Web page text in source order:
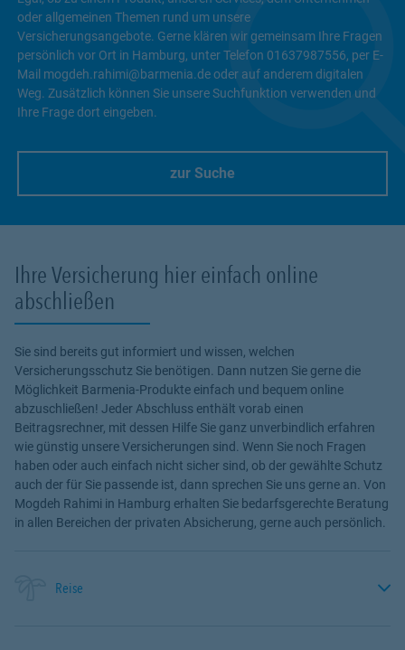
oder allgemeinen Themen rund um unsere
Versicherungsangebote. Gerne klären wir gemeinsam Ihre Fragen
persönlich vor Ort in Hamburg, unter Telefon 01637987556, per E-
Mail mogdeh.rahimi@barmenia.de oder auf anderem digitalen
Weg. Zusätzlich können Sie unsere Suchfunktion verwenden und
Ihre Frage dort eingeben.
zur Suche
Ihre Versicherung hier einfach online
abschließen
Sie sind bereits gut informiert und wissen, welchen
Versicherungsschutz Sie benötigen. Dann nutzen Sie gerne die
Möglichkeit Barmenia-Produkte einfach und bequem online
abzuschließen! Jeder Abschluss enthält vorab einen
Beitragsrechner, mit dessen Hilfe Sie ganz unverbindlich erfahren
wie günstig unsere Versicherungen sind. Wenn Sie noch Fragen
haben oder auch einfach nicht sicher sind, ob der gewählte Schutz
auch der für Sie passende ist, dann sprechen Sie uns gerne an. Von
Mogdeh Rahimi in Hamburg erhalten Sie bedarfsgerechte Beratung
in allen Bereichen der privaten Absicherung, gerne auch persönlich.
Reise